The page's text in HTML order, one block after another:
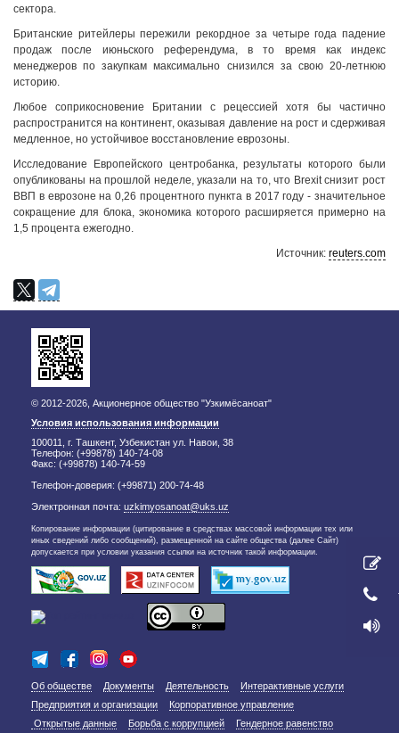
сектора.
Британские ритейлеры пережили рекордное за четыре года падение
продаж после июньского референдума, в то время как индекс
менеджеров по закупкам максимально снизился за свою 20-летнюю
историю.
Любое соприкосновение Британии с рецессией хотя бы частично
распространится на континент, оказывая давление на рост и сдерживая
медленное, но устойчивое восстановление еврозоны.
Исследование Европейского центробанка, результаты которого были
опубликованы на прошлой неделе, указали на то, что Brexit снизит рост
ВВП в еврозоне на 0,26 процентного пункта в 2017 году - значительное
сокращение для блока, экономика которого расширяется примерно на
1,5 процента ежегодно.
Источник: reuters.com
© 2012-2026, Акционерное общество "Узкимёсаноат"
Условия использования информации
100011, г. Ташкент, Узбекистан ул. Навои, 38
Телефон: (+99878) 140-74-08
Факс: (+99878) 140-74-59
Телефон-доверия: (+99871) 200-74-48
Электронная почта: uzkimyosanoat@uks.uz
Копирование информации (цитирование в средствах массовой информации тех или
иных сведений либо сообщений), размещенной на сайте общества (далее Сайт)
допускается при условии указания ссылки на источник такой информации.
Об обществе Документы Деятельность
Интерактивные услуги
Предприятия и организации
Корпоративное управление
Открытые данные
Борьба с коррупцией
Гендерное равенство